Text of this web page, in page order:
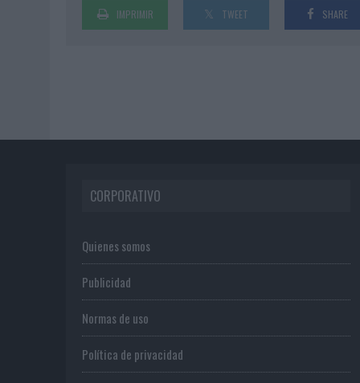
IMPRIMIR TWEET SHARE
CORPORATIVO
Quienes somos
Publicidad
Normas de uso
Política de privacidad